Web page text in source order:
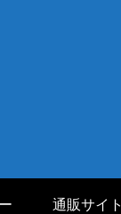
通販サイト